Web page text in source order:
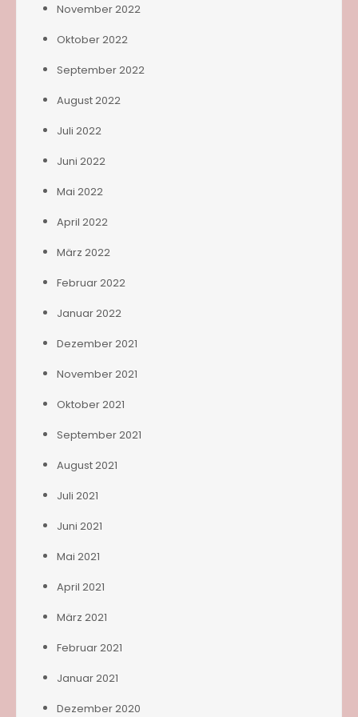
November 2022
Oktober 2022
September 2022
August 2022
Juli 2022
Juni 2022
Mai 2022
April 2022
März 2022
Februar 2022
Januar 2022
Dezember 2021
November 2021
Oktober 2021
September 2021
August 2021
Juli 2021
Juni 2021
Mai 2021
April 2021
März 2021
Februar 2021
Januar 2021
Dezember 2020